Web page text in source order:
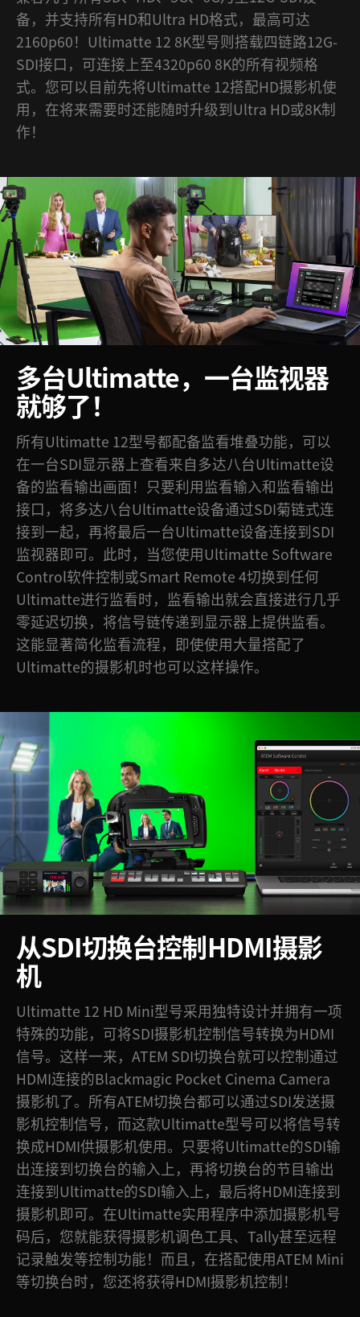
备，并支持所有HD和Ultra HD格式，最高可达
2160p60！Ultimatte 12 8K型号则搭载四链路12G-
SDI接口，可连接上至4320p60 8K的所有视频格
式。您可以目前先将Ultimatte 12搭配HD摄影机使
用，在将来需要时还能随时升级到Ultra HD或8K制
作！
多台Ultimatte， 一台监视器
就够了！
所有Ultimatte 12型号都配备监看堆叠功能，可以
在一台SDI显示器上查看来自多达八台Ultimatte设
备的监看输出画面！只要利用监看输入和监看输出
接口，将多达八台Ultimatte设备通过SDI菊链式连
接到一起，再将最后一台Ultimatte设备连接到SDI
监视器即可。此时，当您使用Ultimatte Software
Control软件控制或Smart Remote 4切换到任何
Ultimatte进行监看时，监看输出就会直接进行几乎
零延迟切换，将信号链传递到显示器上提供监看。
这能显著简化监看流程，即使使用大量搭配了
Ultimatte的摄影机时也可以这样操作。
从SDI切换台控制HDMI摄影
机
Ultimatte 12 HD Mini型号采用独特设计并拥有一项
特殊的功能，可将SDI摄影机控制信号转换为HDMI
信号。这样一来，ATEM SDI切换台就可以控制通过
HDMI连接的Blackmagic Pocket Cinema Camera
摄影机了。所有ATEM切换台都可以通过SDI发送摄
影机控制信号，而这款Ultimatte型号可以将信号转
换成HDMI供摄影机使用。只要将Ultimatte的SDI输
出连接到切换台的输入上，再将切换台的节目输出
连接到Ultimatte的SDI输入上，最后将HDMI连接到
摄影机即可。在Ultimatte实用程序中添加摄影机号
码后，您就能获得摄影机调色工具、Tally甚至远程
记录触发等控制功能！而且，在搭配使用ATEM Mini
等切换台时，您还将获得HDMI摄影机控制！